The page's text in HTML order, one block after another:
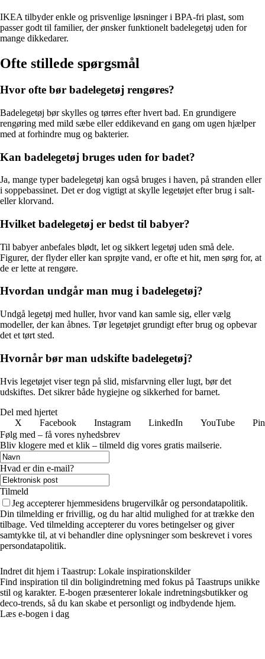
IKEA tilbyder enkle og prisvenlige løsninger i BPA-fri plast, som
passer godt til familier, der ønsker funktionelt badelegetøj uden for
mange dikkedarer.
Ofte stillede spørgsmål
Hvor ofte bør badelegetøj rengøres?
Badelegetøj bør skylles og tørres efter hvert bad. En grundigere
rengøring med mild sæbe eller eddikevand en gang om ugen hjælper
med at forhindre mug og bakterier.
Kan badelegetøj bruges uden for badet?
Ja, mange typer badelegetøj kan også bruges i haven, på stranden eller
i soppebassinet. Det er dog vigtigt at skylle legetøjet efter brug i salt-
eller klorvand.
Hvilket badelegetøj er bedst til babyer?
Til babyer anbefales blødt, let og sikkert legetøj uden små dele.
Figurer, der flyder eller kan sprøjte vand, er ofte et hit, men sørg for, at
de er lette at rengøre.
Hvordan undgår man mug i badelegetøj?
Undgå legetøj med huller, hvor vand kan samle sig, eller vælg
modeller, der kan åbnes. Tør legetøjet grundigt efter brug og opbevar
det et tørt sted.
Hvornår bør man udskifte badelegetøj?
Hvis legetøjet viser tegn på slid, misfarvning eller lugt, bør det
udskiftes. Det sikrer både hygiejne og sikkerhed for barnet.
Del med hjertet
X
Facebook Instagram LinkedIn YouTube
Følg med – få vores nyhedsbrev
Bliv klogere med et klik – tilmeld dig vores gratis mailserie.
Hvad er din e-mail?
Tilmeld
Jeg accepterer hjemmesidens brugervilkår og persondatapolitik.
Din tilmelding er frivillig, og du har altid mulighed for at trække den
tilbage. Ved tilmelding accepterer du vores betingelser og giver
samtykke til, at vi behandler dine oplysninger som beskrevet i vores
persondatapolitik.
Indret dit hjem i Taastrup: Lokale inspirationskilder
Find inspiration til din boligindretning med fokus på Taastrups unikke
stil og karakter. E-bogen præsenterer lokale indretningsbutikker og
deco-trends, så du kan skabe et personligt og indbydende hjem.
Læs e-bogen i dag